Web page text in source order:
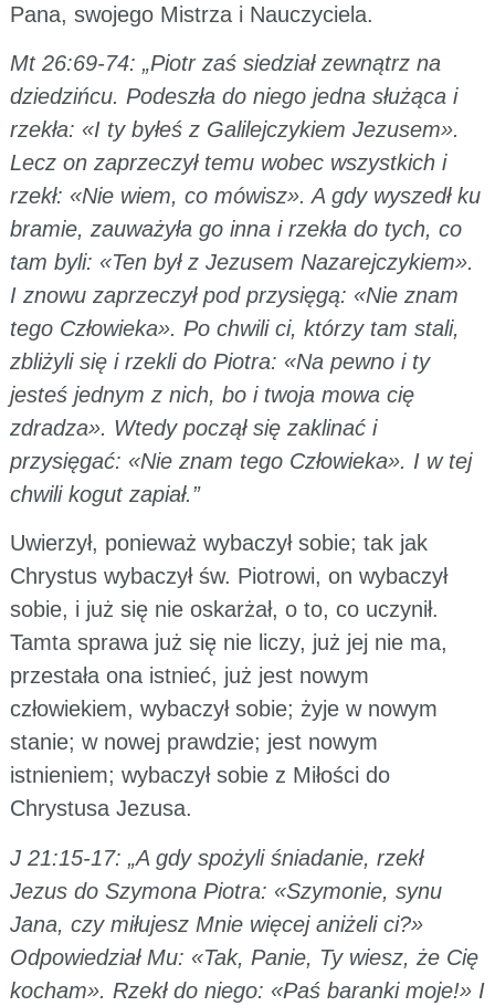
Pana, swojego Mistrza i Nauczyciela.
Mt 26:69-74: „Piotr zaś siedział zewnątrz na
dziedzińcu. Podeszła do niego jedna służąca i
rzekła: «I ty byłeś z Galilejczykiem Jezusem».
Lecz on zaprzeczył temu wobec wszystkich i
rzekł: «Nie wiem, co mówisz». A gdy wyszedł ku
bramie, zauważyła go inna i rzekła do tych, co
tam byli: «Ten był z Jezusem Nazarejczykiem».
I znowu zaprzeczył pod przysięgą: «Nie znam
tego Człowieka». Po chwili ci, którzy tam stali,
zbliżyli się i rzekli do Piotra: «Na pewno i ty
jesteś jednym z nich, bo i twoja mowa cię
zdradza». Wtedy począł się zaklinać i
przysięgać: «Nie znam tego Człowieka». I w tej
chwili kogut zapiał.”
Uwierzył, ponieważ wybaczył sobie; tak jak
Chrystus wybaczył św. Piotrowi, on wybaczył
sobie, i już się nie oskarżał, o to, co uczynił.
Tamta sprawa już się nie liczy, już jej nie ma,
przestała ona istnieć, już jest nowym
człowiekiem, wybaczył sobie; żyje w nowym
stanie; w nowej prawdzie; jest nowym
istnieniem; wybaczył sobie z Miłości do
Chrystusa Jezusa.
J 21:15-17: „A gdy spożyli śniadanie, rzekł
Jezus do Szymona Piotra: «Szymonie, synu
Jana, czy miłujesz Mnie więcej aniżeli ci?»
Odpowiedział Mu: «Tak, Panie, Ty wiesz, że Cię
kocham». Rzekł do niego: «Paś baranki moje!» I